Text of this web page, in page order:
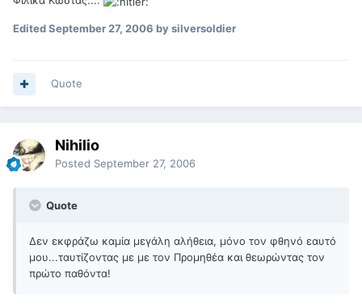
EditedSeptember 27, 2006 by silversoldier
Quote
Nihilio
Posted September 27, 2006
Quote
Δεν εκφράζω καμία μεγάλη αλήθεια, μόνο τον φθηνό εαυτό
μου...ταυτίζοντας με με τον Προμηθέα και θεωρώντας τον
πρώτο παθόντα!